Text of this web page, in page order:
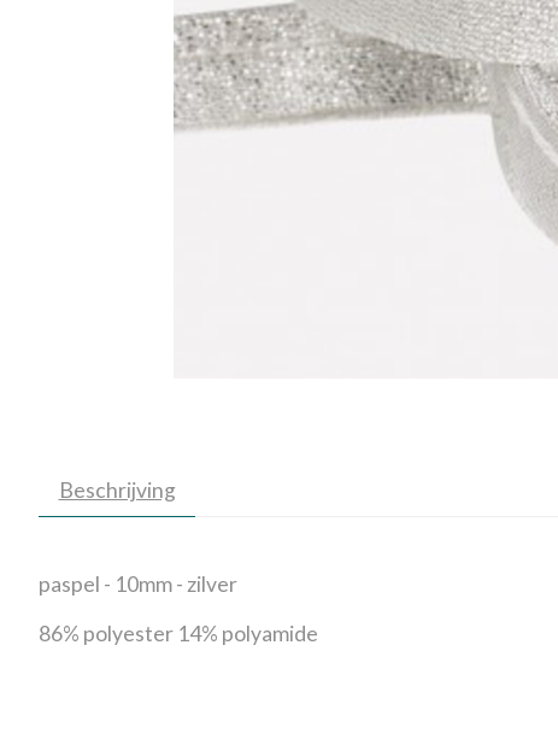
Beschrijving
paspel - 10mm - zilver
86% polyester 14% polyamide